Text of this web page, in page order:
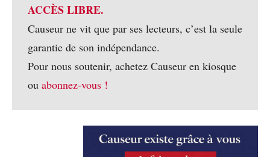
ACCÈS LIBRE.
Causeur ne vit que par ses lecteurs, c’est la seule
garantie de son indépendance.
Pour nous soutenir, achetez Causeur en kiosque
ou abonnez-vous !